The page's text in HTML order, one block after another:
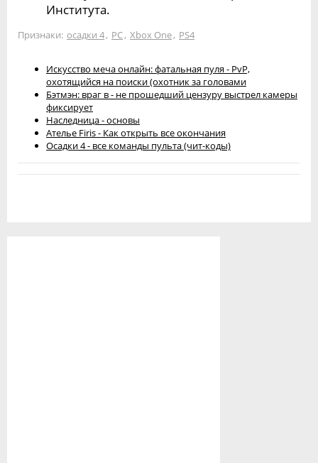
Института.
Признаки: осадки 4, PC, Xbox One, PS4
Искусство меча онлайн: фатальная пуля - PvP,
охотящийся на поиски (охотник за головами
Бэтмэн: враг в - не прошедший цензуру выстрел камеры
фиксирует
Наследница - основы
Ателье Firis - Как открыть все окончания
Осадки 4 - все команды пульта (чит-коды)